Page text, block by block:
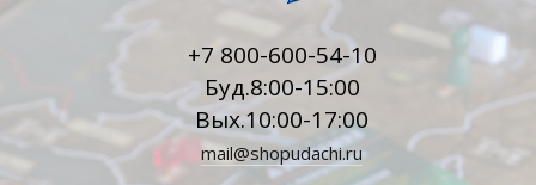
+7 800-600-54-10
Буд.8:00-15:00
Вых.10:00-17:00
mail@shopudachi.ru